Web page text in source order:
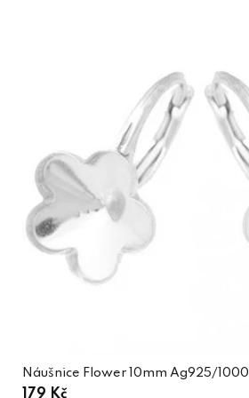
Náušnice Flower 10mm Ag925/1000
179 Kč